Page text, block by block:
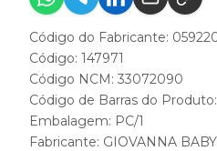
Código do Fabricante:
Código: 147971
Código NCM: 33072090
Código de Barras do
Embalagem: PC/1
Fabricante: GIOVANNA BABY